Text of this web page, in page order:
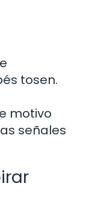
tosen.
motivo
señales